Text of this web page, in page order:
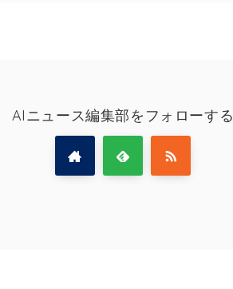
AIニュース編集部をフォローする